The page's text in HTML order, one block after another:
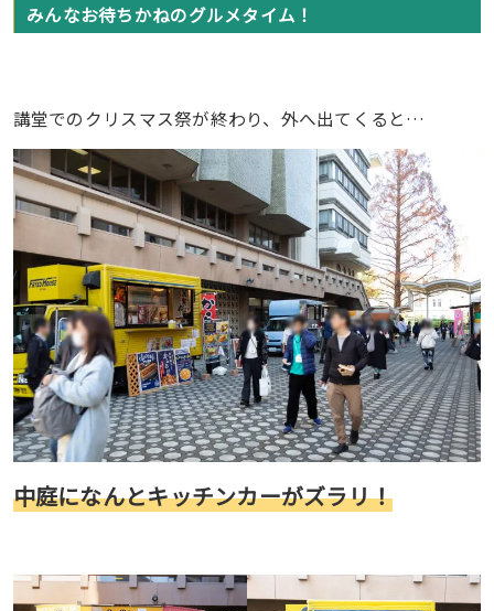
みんなお待ちかねのグルメタイム！
講堂でのクリスマス祭が終わり、外へ出てくると…
中庭になんとキッチンカーがズラリ！